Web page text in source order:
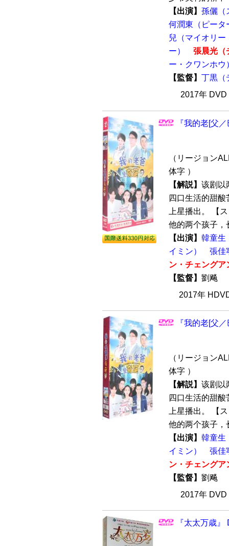
【出演】 孫儷（
何潤東（ピータ
兒（マイオリー
ー）
張晨光（
ー・クワンホウ
【監督】 丁黒（
2017年
『我的老[父
（リージョン
体字 ）
【解説】 该剧以
四口生活的甜
上星播出。 【
他的两个孩子，
【出演】 韓童生
イミン）
張佳
ン・チェングア
【監督】 劉飚
2017年
『我的老[父
（リージョン
体字 ）
【解説】 该剧以
四口生活的甜
上星播出。 【
他的两个孩子，
【出演】 韓童生
イミン）
張佳
ン・チェングア
【監督】 劉飚
2017年
『太太万歳